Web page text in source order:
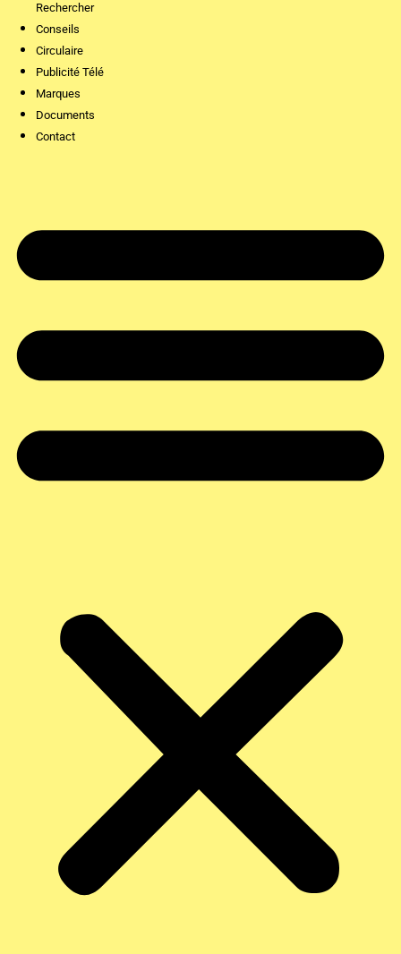
Rechercher
Conseils
Circulaire
Publicité Télé
Marques
Documents
Contact